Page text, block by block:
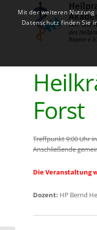
Forst
Treffpunkt 9:00 Uhr
Anschließende
Die Veranstaltung
Dozent: HP Bernd
Mit der weiteren
Datenschutz finden Sie